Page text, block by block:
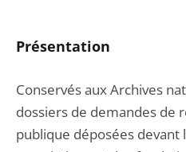
Présentation
Conservés aux Archives
dossiers de demandes de
publique déposées devant